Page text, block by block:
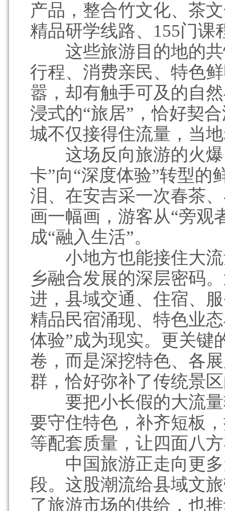
产品，整合竹文化、茶
精品研学线路、155门课
这些旅游目的地的共
行程、消费亲民、特色
嚣，却有触手可及的自
浸式的“旅居”，恰好契
城不仅接得住流量，当
这场反向旅游的火爆
卡”向“深度体验”转型的
泪、在安吉采一次春茶
画一幅画，游客从“旁观
成“融入生活”。
小地方也能接住大流
乡融合发展的深层密码
进，县域交通、住宿、
精品民宿涌现、特色业
体验”成为现实。更关键
卷，而是深挖特色、各
群，恰好弥补了传统景
要把小长假的大流量
要守住特色，补齐短板
等配套质量，让四面八
中国旅游正走向更多
段。这股潮流给县域文
了旅游市场的供给，也